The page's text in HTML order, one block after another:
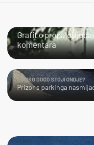
Grafit o propaloj
komentara
KOLIKO DUGO STOJI ONDJE?
Prizor s parkinga